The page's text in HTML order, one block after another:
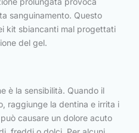
sanguinamento. Questo
kit sbiancanti mal progettati
del gel.
è la sensibilità. Quando il
raggiunge la dentina e irrita i
causare un dolore acuto